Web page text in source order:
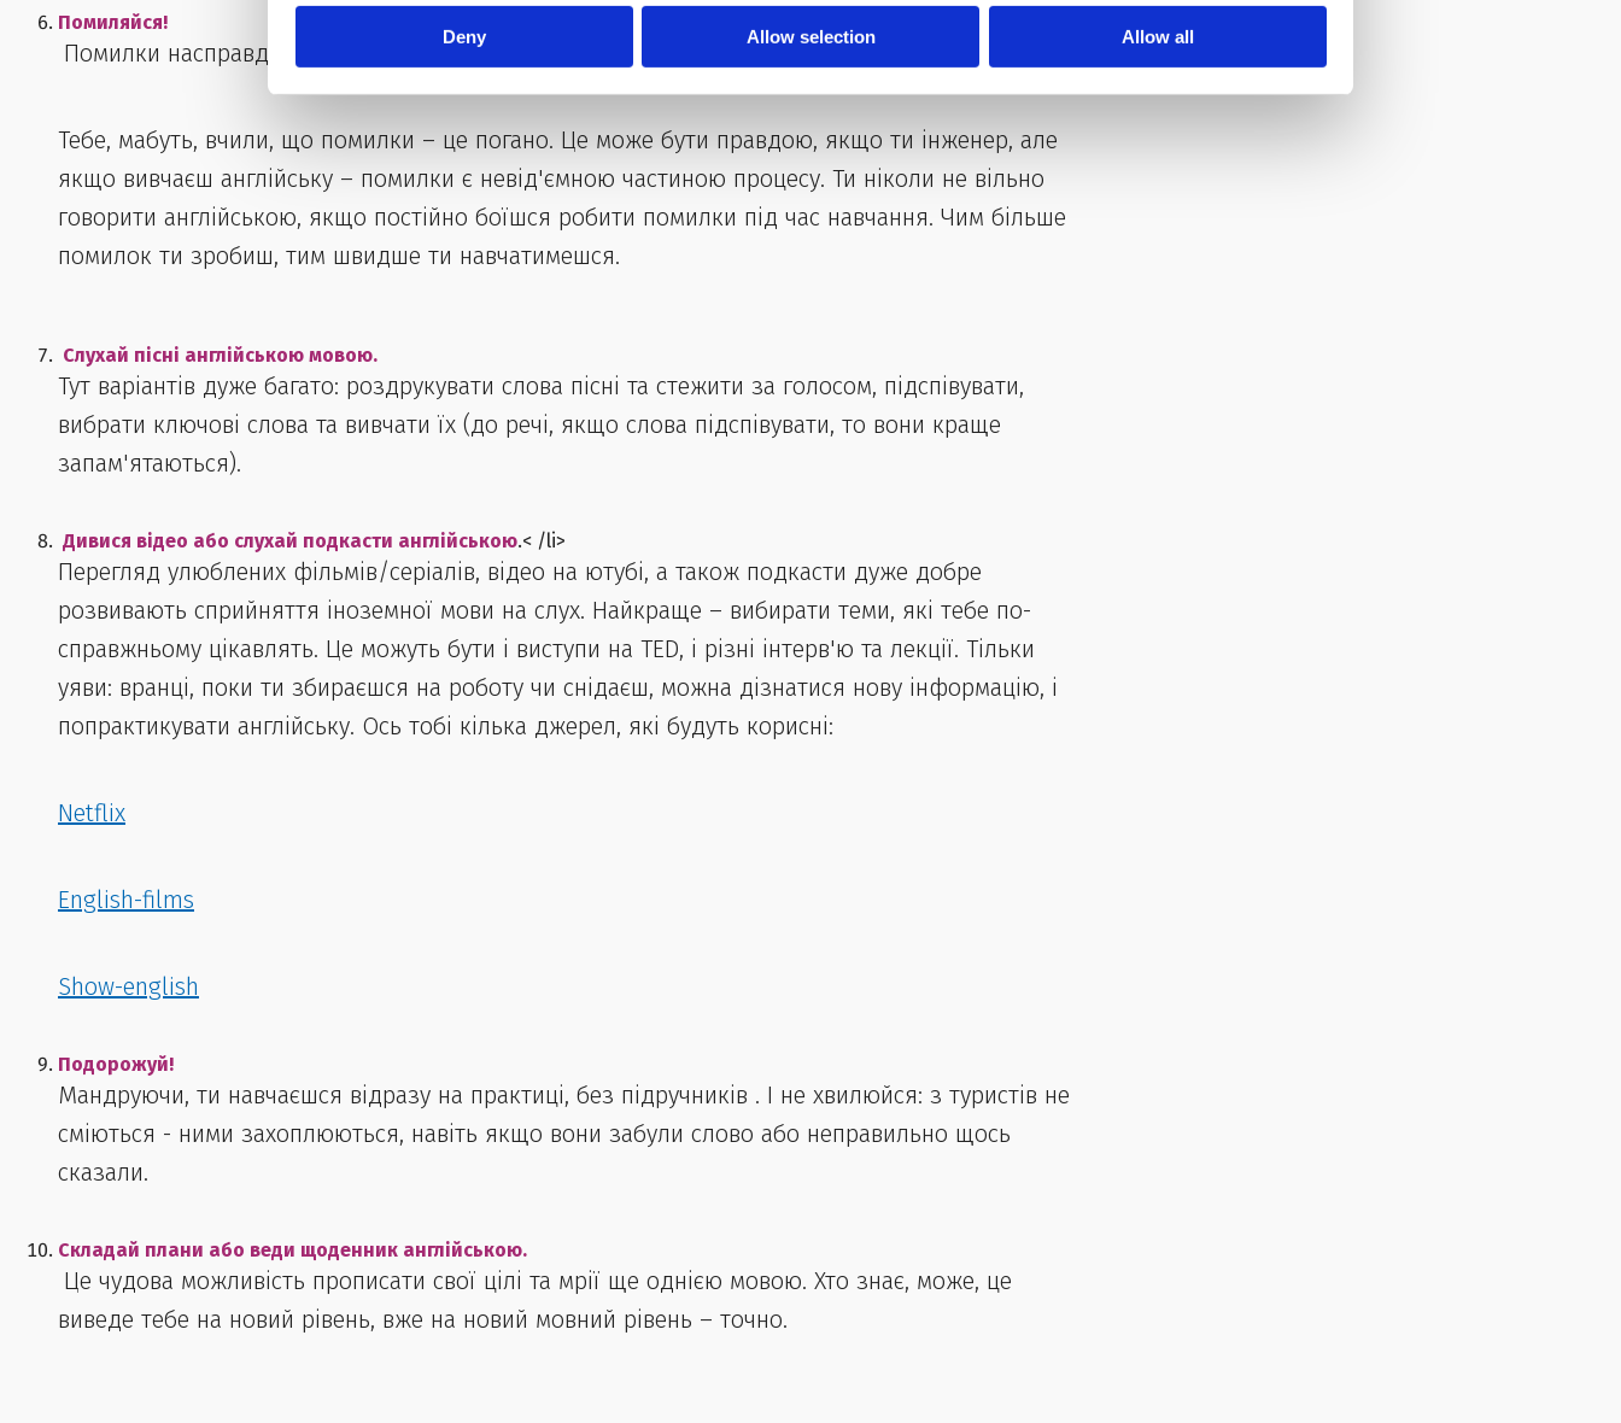
Deny Allow selection Allow all
Помиляйся!
Помилки насправді дуже простий спосіб покращити свою англійську .
Тебе, мабуть, вчили, що помилки – це погано. Це може бути правдою, якщо ти інженер, але
якщо вивчаєш англійську – помилки є невід'ємною частиною процесу. Ти ніколи не вільно
говорити англійською, якщо постійно боїшся робити помилки під час навчання. Чим більше
помилок ти зробиш, тим швидше ти навчатимешся.
Слухай пісні англійською мовою.
Тут варіантів дуже багато: роздрукувати слова пісні та стежити за голосом, підспівувати,
вибрати ключові слова та вивчати їх (до речі, якщо слова підспівувати, то вони краще
запам'ятаються).
Дивися відео або слухай подкасти англійською.< /li>
Перегляд улюблених фільмів/серіалів, відео на ютубі, а також подкасти дуже добре
розвивають сприйняття іноземної мови на слух. Найкраще – вибирати теми, які тебе по-
справжньому цікавлять. Це можуть бути і виступи на TED, і різні інтерв'ю та лекції. Тільки
уяви: вранці, поки ти збираєшся на роботу чи снідаєш, можна дізнатися нову інформацію, і
попрактикувати англійську. Ось тобі кілька джерел, які будуть корисні:
Netflix
English-films
Show-english
Подорожуй!
Мандруючи, ти навчаєшся відразу на практиці, без підручників . І не хвилюйся: з туристів не
сміються - ними захоплюються, навіть якщо вони забули слово або неправильно щось
сказали.
Складай плани або веди щоденник англійською.
Це чудова можливість прописати свої цілі та мрії ще однією мовою. Хто знає, може, це
виведе тебе на новий рівень, вже на новий мовний рівень – точно.